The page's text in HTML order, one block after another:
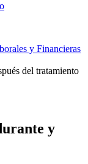
y Financieras
del tratamiento
y